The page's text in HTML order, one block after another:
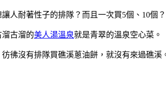
人耐著性子的排隊？而且一次買5個、10個？
古溜的美人湯溫泉就是青翠的溫泉空心菜。
彿沒有排隊買礁溪蔥油餅，就沒有來過礁溪